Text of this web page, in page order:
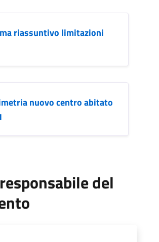
riassuntivo limitazioni
nuovo centro abitato
del